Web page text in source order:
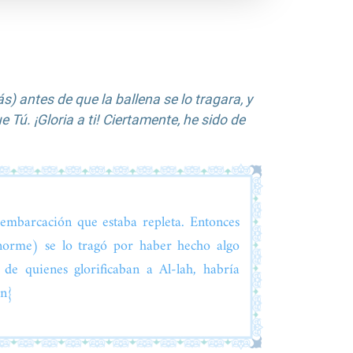
antes de que la ballena se lo tragara, y
¡Gloria a ti! Ciertamente, he sido de
que estaba repleta. Entonces
se lo tragó por haber hecho algo
quienes glorificaban a Al-lah, habría